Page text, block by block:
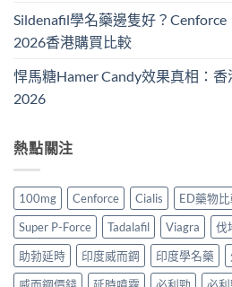
Sildenafil學名藥邊隻好？
2026香港購買比較
悍馬糖Hamer Candy效果真相：
2026
熱點關注
100mg Cenforce Cialis ED藥物比
Super P-Force
Tadalafil Viagra 伐
助勃延時
印度威而鋼 印度學名藥
威而鋼價錢
延時噴霧 必利勁 必